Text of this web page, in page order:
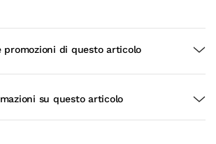
promozioni di questo articolo
su questo articolo